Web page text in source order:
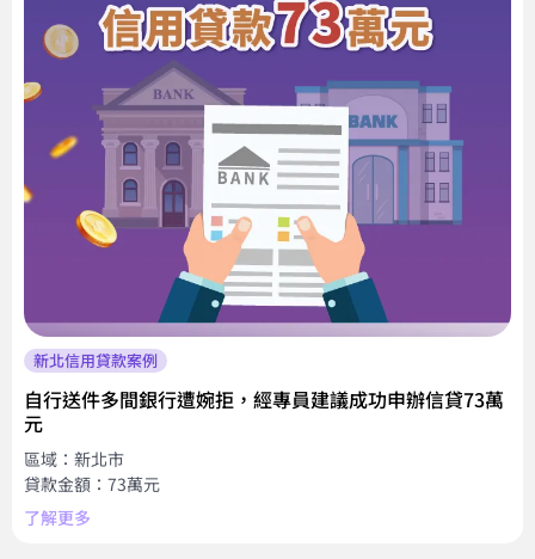
新北信用貸款案例
自行送件多間銀行遭婉拒，經專員建議成功申辦信貸73萬
元
區域：新北市
貸款金額：73萬元
了解更多